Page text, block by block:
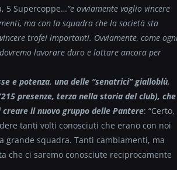
5 Supercoppe…“e ovviamente voglio vincere
ma con la squadra che la società sta
trofei importanti. Ovviamente, come
lavorare duro e lottare ancora per
e potenza, una delle “senatrici” gialloblù,
presenze, terza nella storia del club), che
creare il nuovo gruppo delle Pantere: “Certo,
tanti volti conosciuti che erano con noi
grande squadra. Tanti cambiamenti, ma
che ci saremo conosciute reciprocamente